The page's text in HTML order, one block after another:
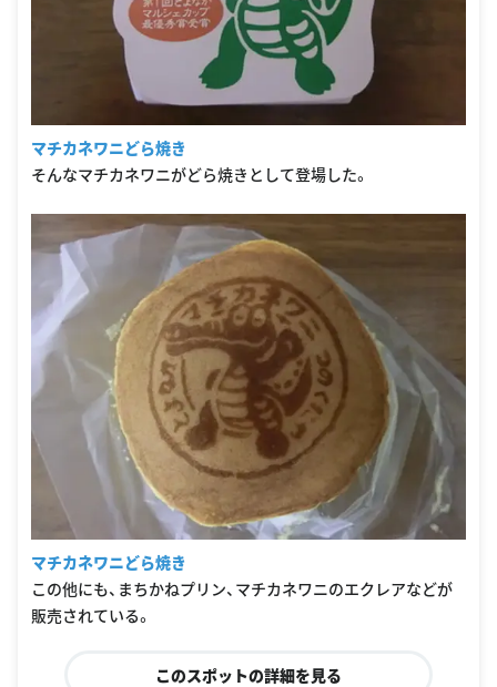
マチカネワニどら焼き
そんなマチカネワニがどら焼きとして登場した。
マチカネワニどら焼き
この他にも、まちかねプリン、マチカネワニのエクレアなどが
販売されている。
このスポットの詳細を見る